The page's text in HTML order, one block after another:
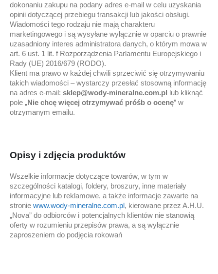
dokonaniu zakupu na podany adres e-mail w celu uzyskania
opinii dotyczącej przebiegu transakcji lub jakości obsługi.
Wiadomości tego rodzaju nie mają charakteru
marketingowego i są wysyłane wyłącznie w oparciu o prawnie
uzasadniony interes administratora danych, o którym mowa w
art. 6 ust. 1 lit. f Rozporządzenia Parlamentu Europejskiego i
Rady (UE) 2016/679 (RODO).
Klient ma prawo w każdej chwili sprzeciwić się otrzymywaniu
takich wiadomości – wystarczy przesłać stosowną informację
na adres e-mail: sklep@wody-mineralne.com.pl lub kliknąć
pole „Nie chcę więcej otrzymywać próśb o ocenę” w
otrzymanym emailu.
Opisy i zdjęcia produktów
Wszelkie informacje dotyczące towarów, w tym w
szczególności katalogi, foldery, broszury, inne materiały
informacyjne lub reklamowe, a także informacje zawarte na
stronie www.wody-mineralne.com.pl, kierowane przez A.H.U.
„Nova” do odbiorców i potencjalnych klientów nie stanowią
oferty w rozumieniu przepisów prawa, a są wyłącznie
zaproszeniem do podjęcia rokowań